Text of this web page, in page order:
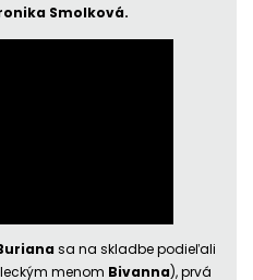
Smolková.
sa na skladbe podieľali
menom Bivanna), prvá